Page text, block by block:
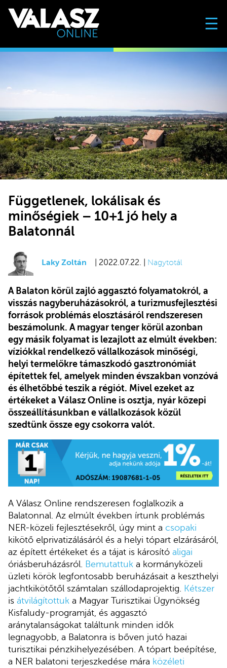
☰
Függetlenek, lokálisak és
minőségiek – 10+1 jó hely a
Balatonnál
Laky Zoltán | 2022.07.22. | Nagytotál
A Balaton körül zajló aggasztó folyamatokról, a
visszás nagyberuházásokról, a turizmusfejlesztési
források problémás elosztásáról rendszeresen
beszámolunk. A magyar tenger körül azonban
egy másik folyamat is lezajlott az elmúlt években:
víziókkal rendelkező vállalkozások minőségi,
helyi termelőkre támaszkodó gasztronómiát
építettek fel, amelyek minden évszakban vonzóvá
és élhetőbbé teszik a régiót. Mivel ezeket az
értékeket a Válasz Online is osztja, nyár közepi
összeállításunkban e vállalkozások közül
szedtünk össze egy csokorra valót.
A Válasz Online rendszeresen foglalkozik a
Balatonnal. Az elmúlt években írtunk problémás
NER-közeli fejlesztésekről, úgy mint a csopaki
kikötő elprivatizálásáról és a helyi tópart elzárásáról,
az épített értékeket és a tájat is károsító aligai
óriásberuházásról. Bemutattuk a kormányközeli
üzleti körök legfontosabb beruházásait a keszthelyi
jachtkikötőtől számtalan szállodaprojektig. Kétszer
is átvilágítottuk a Magyar Turisztikai Ügynökség
Kisfaludy-programját, és aggasztó
aránytalanságokat találtunk minden idők
legnagyobb, a Balatonra is bőven jutó hazai
turisztikai pénzkihelyezésében. A tópart beépítése,
a NER balatoni terjeszkedése mára közéleti